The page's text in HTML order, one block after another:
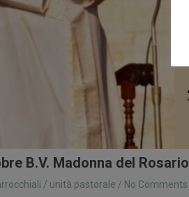
B.V. Madonna del Rosario
/ unità pastorale / No Comments